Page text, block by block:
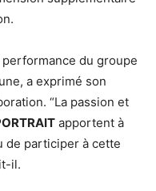
du groupe
a exprimé son
“La passion et
apportent à
de participer à cette
il.